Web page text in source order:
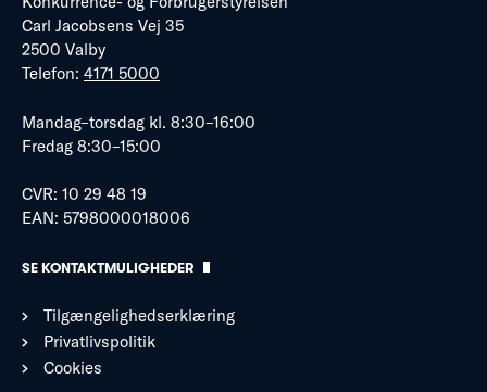
Carl Jacobsens Vej 35
2500 Valby
Telefon: 4171 5000
Mandag–torsdag kl. 8:30–16:00
Fredag 8:30–15:00
CVR: 10 29 48 19
EAN: 5798000018006
SE KONTAKTMULIGHEDER
Tilgængelighedserklæring
Privatlivspolitik
Cookies